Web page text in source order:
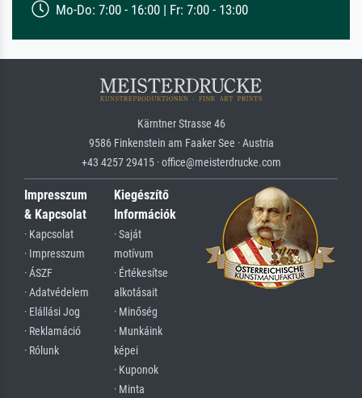
Mo-Do: 7:00 - 16:00 | Fr: 7:00 - 13:00
Kärntner Strasse 46
9586 Finkenstein am Faaker See · Austria
+43 4257 29415 · office@meisterdrucke.com
Impresszum
& Kapcsolat
· Kapcsolat
· Impresszum
· ÁSZF
· Adatvédelem
· Elállási Jog
· Reklamáció
· Rólunk
Kiegészítő
Információk
· Saját
motívum
· Értékesítse
alkotásait
· Minőség
· Munkáink
képei
· Kuponok
· Minta